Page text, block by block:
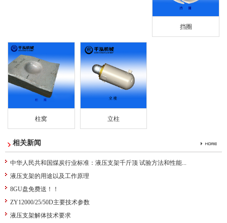
挡圈
柱窝 立柱
相关新闻
中华人民共和国煤炭行业标准：液压支架千斤顶 试验方法和性能...
液压支架的用途以及工作原理
8GU盘免费送！！
ZY12000/25/50D主要技术参数
液压支架解体技术要求